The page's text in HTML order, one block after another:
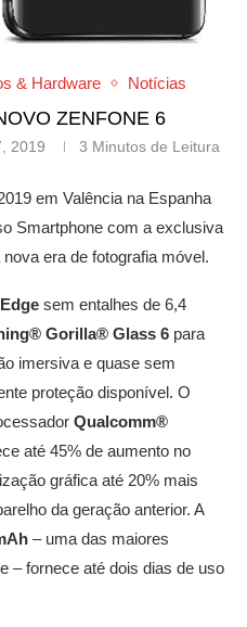
& Hardware Notícias
ZENFONE 6
2019 3 Minutos de Leitura
em Valência na Espanha
Smartphone com a exclusiva
era de fotografia móvel.
sem entalhes de 6,4
Gorilla® Glass 6 para
imersiva e quase sem
proteção disponível. O
Qualcomm®
até 45% de aumento no
gráfica até 20% mais
da geração anterior. A
– uma das maiores
– fornece até dois dias de uso